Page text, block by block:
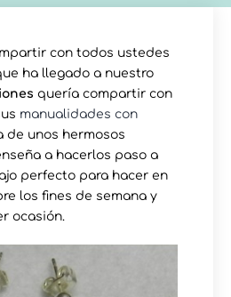
con todos ustedes
ha llegado a nuestro
quería compartir con
manualidades con
de unos hermosos
a hacerlos paso a
perfecto para hacer en
los fines de semana y
ocasión.